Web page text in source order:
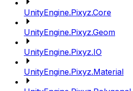
UnityEngine.Pixyz.Core
UnityEngine.Pixyz.Geom
UnityEngine.Pixyz.IO
UnityEngine.Pixyz.Material